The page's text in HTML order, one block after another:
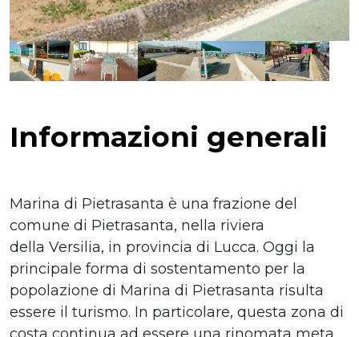
Informazioni generali
Marina di Pietrasanta è una frazione del
comune di Pietrasanta, nella riviera
della Versilia, in provincia di Lucca. Oggi la
principale forma di sostentamento per la
popolazione di Marina di Pietrasanta risulta
essere il turismo. In particolare, questa zona di